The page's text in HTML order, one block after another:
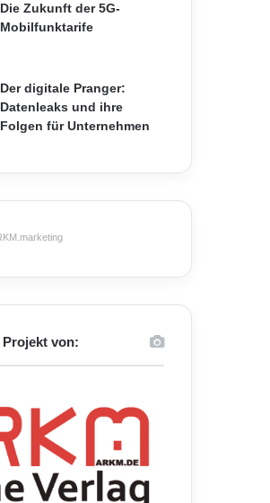
Die Zukunft der 5G-
Mobilfunktarife
Der digitale Pranger:
Datenleaks und ihre
Folgen für Unternehmen
Projekt von: